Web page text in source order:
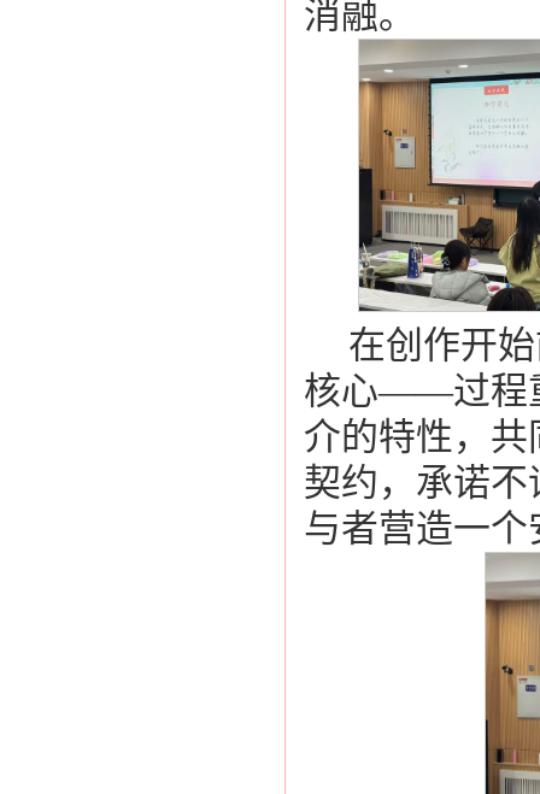
消融。
在创作开
核心——过程
介的特性，共
契约，承诺
与者营造一